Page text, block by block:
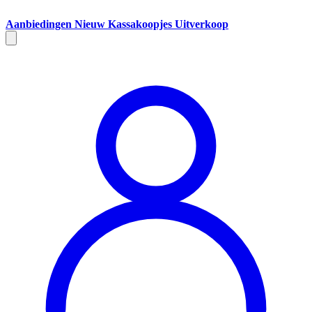
Aanbiedingen Nieuw Kassakoopjes Uitverkoop